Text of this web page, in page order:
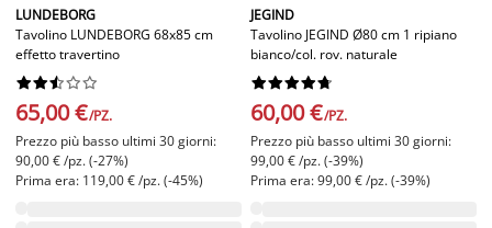
LUNDEBORG
Tavolino LUNDEBORG 68x85 cm
effetto travertino






65,00 €/PZ.
Prezzo più basso ultimi 30 giorni:
90,00 € /pz. (-27%)
Prima era: 119,00 € /pz. (-45%)
JEGIND
Tavolino JEGIND Ø80 cm 1 ripiano
bianco/col. rov. naturale






60,00 €/PZ.
Prezzo più basso ultimi 30 giorni:
99,00 € /pz. (-39%)
Prima era: 99,00 € /pz. (-39%)